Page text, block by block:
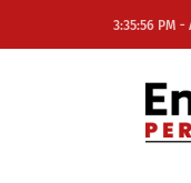
3:35:56 PM -